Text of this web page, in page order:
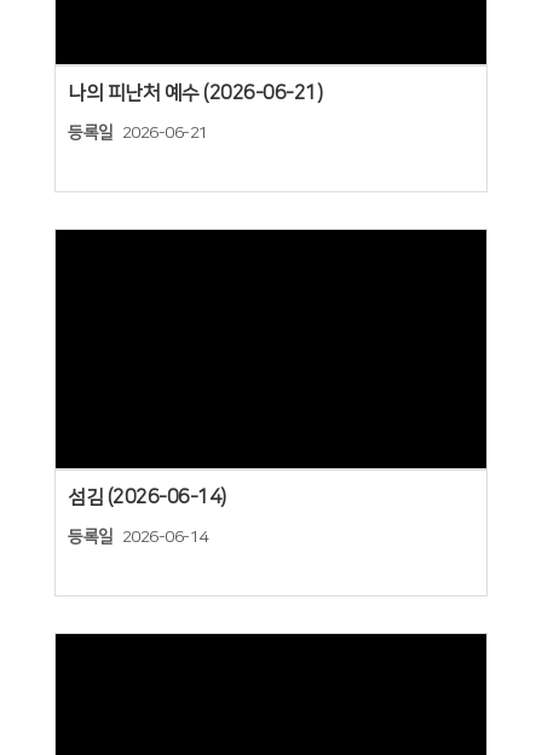
나의 피난처 예수 (2026-06-21)
등록일 2026-06-21
섬김 (2026-06-14)
등록일 2026-06-14